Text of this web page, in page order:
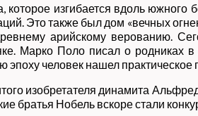
изгибается вдоль
Это также был дом «вечных
арийскому верованию.
Марко Поло писал о родниках
человек нашел
изобретателя динамита
братья Нобель вскоре стали